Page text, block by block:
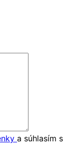
a súhlasím s